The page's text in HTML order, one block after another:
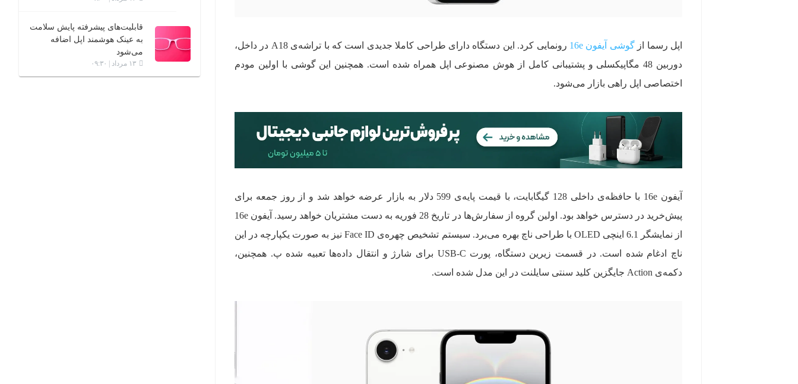
اپل رسما ازگوشی آیفون 16e
رونمایی کرد. این دستگاه دارای طراحی کاملا جدیدی است که با تراشه‌ی A18 در داخل،
دوربین 48 مگاپیکسلی و پشتیبانی کامل از هوش مصنوعی اپل همراه شده است. همچنین این گوشی با اولین مودم
اختصاصی اپل راهی بازار می‌شود.
آیفون 16e با حافظه‌ی داخلی 128 گیگابایت، با قیمت پایه‌ی 599 دلار به بازار عرضه خواهد شد و از روز جمعه برای
پیش‌خرید در دسترس خواهد بود. اولین گروه از سفارش‌ها در تاریخ 28 فوریه به دست مشتریان خواهد رسید. آیفون 16e
از نمایشگر 6.1 اینچی OLED با طراحی ناچ بهره می‌برد. سیستم تشخیص چهره‌ی Face ID نیز به صورت یکپارچه در این
ناچ ادغام شده است. در قسمت زیرین دستگاه، پورت USB-C برای شارژ و انتقال داده‌ها تعبیه شده پ. همچنین،
دکمه‌ی Action جایگزین کلید سنتی سایلنت در این مدل شده است.
قابلیت‌های پیشرفته پایش سلامت
به عینک هوشمند اپل اضافه
می‌شود
۱۳ مرداد | ۰۹:۳۰